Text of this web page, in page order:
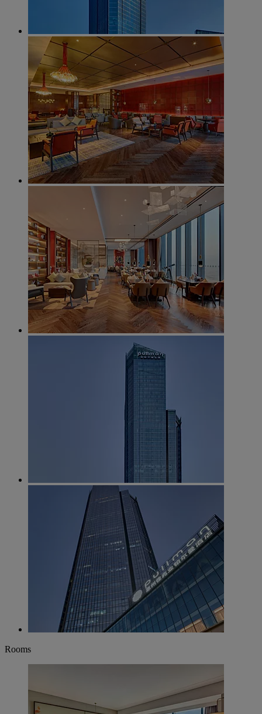
Rooms